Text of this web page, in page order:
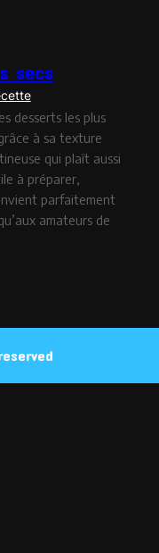
secs
desserts les plus
à sa texture
qui plaît aussi
à préparer,
parfaitement
amateurs de